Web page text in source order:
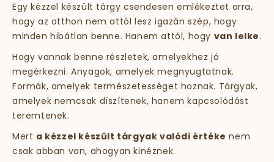
Egy kézzel készült tárgy csendesen emlékeztet arra,
hogy az otthon nem attól lesz igazán szép, hogy
minden hibátlan benne. Hanem attól, hogy van lelke.
Hogy vannak benne részletek, amelyekhez jó
megérkezni. Anyagok, amelyek megnyugtatnak.
Formák, amelyek természetességet hoznak. Tárgyak,
amelyek nemcsak díszítenek, hanem kapcsolódást
teremtenek.
Mert a kézzel készült tárgyak valódi értéke nem
csak abban van, ahogyan kinéznek.